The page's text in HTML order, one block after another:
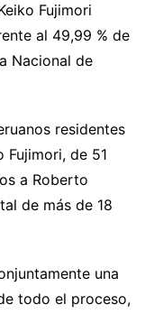
Fujimori
al 49,99 % de
Nacional de
residentes
Fujimori, de 51
a Roberto
de más de 18
una
todo el proceso,